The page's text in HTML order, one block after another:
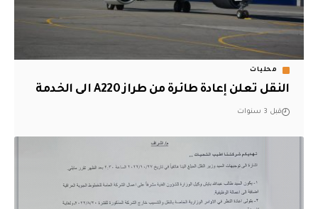
محليات
النقل تعلن إعادة طائرة من طراز A220 الى الخدمة
قبل 3 سنوات